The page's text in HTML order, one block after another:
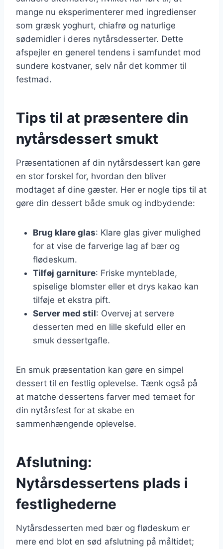
mange nu eksperimenterer med ingredienser
som græsk yoghurt, chiafrø og naturlige
sødemidler i deres nytårsdesserter. Dette
afspejler en generel tendens i samfundet mod
sundere kostvaner, selv når det kommer til
festmad.
Tips til at præsentere din
nytårsdessert smukt
Præsentationen af din nytårsdessert kan gøre
en stor forskel for, hvordan den bliver
modtaget af dine gæster. Her er nogle tips til at
gøre din dessert både smuk og indbydende:
Brug klare glas: Klare glas giver mulighed
for at vise de farverige lag af bær og
flødeskum.
Tilføj garniture: Friske mynteblade,
spiselige blomster eller et drys kakao kan
tilføje et ekstra pift.
Server med stil: Overvej at servere
desserten med en lille skefuld eller en
smuk dessertgafle.
En smuk præsentation kan gøre en simpel
dessert til en festlig oplevelse. Tænk også på
at matche dessertens farver med temaet for
din nytårsfest for at skabe en
sammenhængende oplevelse.
Afslutning:
Nytårsdessertens plads i
festlighederne
Nytårsdesserten med bær og flødeskum er
mere end blot en sød afslutning på måltidet;